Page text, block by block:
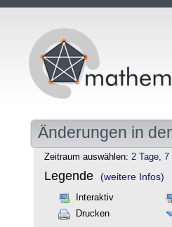
Änderungen in
Zeitraum auswählen: 2 Tage, 7
Legende (weitere Infos)
Interaktiv
Drucken